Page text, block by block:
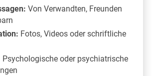
Von Verwandten, Freunden
Fotos, Videos oder schriftliche
Psychologische oder psychiatrische